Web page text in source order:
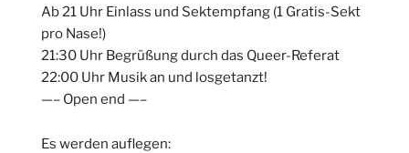
Ab 21 Uhr Einlass und Sektempfang (1 Gratis-Sekt
pro Nase!)
21:30 Uhr Begrüßung durch das Queer-Referat
22:00 Uhr Musik an und losgetanzt!
—– Open end —–
Es werden auflegen: